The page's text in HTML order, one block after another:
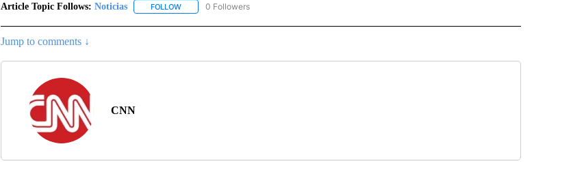
Article Topic Follows: Noticias FOLLOWFOLLOW "NOTICIAS" TO RECEIVE NOTIFICATIONS ABOUT NEW PAGES ON "NOTICIAS".
0 Followers
Jump to comments ↓
CNN